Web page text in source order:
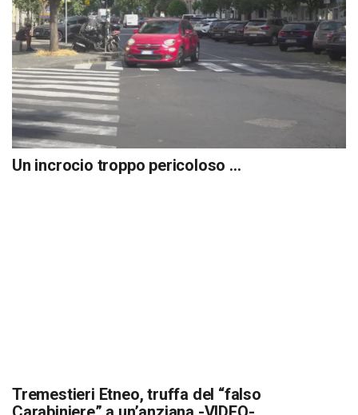
Un incrocio troppo pericoloso …
Tremestieri Etneo, truffa del “falso